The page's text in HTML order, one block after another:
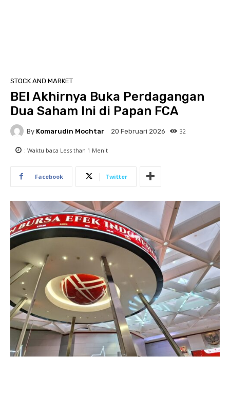
STOCK AND MARKET
BEI Akhirnya Buka Perdagangan
Dua Saham Ini di Papan FCA
By Komarudin Mochtar 20 Februari 2026 32
: Waktu baca Less than 1 Menit
Facebook Twitter